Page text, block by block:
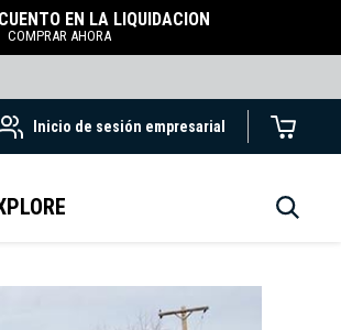
EN LA LIQUIDACIÓN
COMPRAR AHORA
Inicio de sesión empresarial